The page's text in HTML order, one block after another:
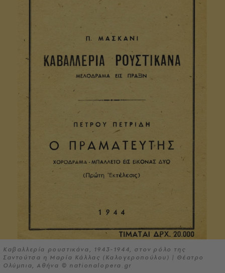
Καβαλλερία ρουστικάνα, 1943-1944, στον ρόλο της
Σαντούτσα η Μαρία Κάλλας (Καλογεροπούλου) | Θέατρο
Ολύμπια, Αθήνα © nationalopera.gr